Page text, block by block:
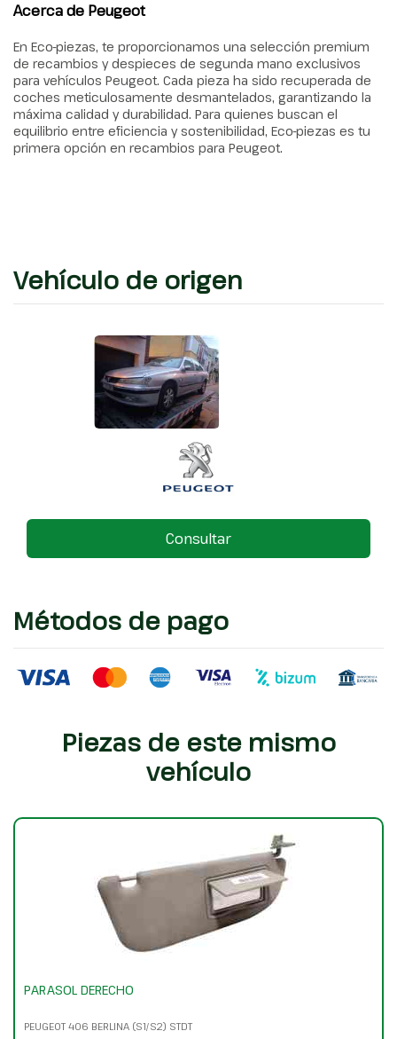
Acerca de Peugeot
En Eco-piezas, te proporcionamos una selección premium
de recambios y despieces de segunda mano exclusivos
para vehículos Peugeot. Cada pieza ha sido recuperada de
coches meticulosamente desmantelados, garantizando la
máxima calidad y durabilidad. Para quienes buscan el
equilibrio entre eficiencia y sostenibilidad, Eco-piezas es tu
primera opción en recambios para Peugeot.
Vehículo de origen
Consultar
Métodos de pago
Piezas de este mismo
vehículo
PARASOL DERECHO
PEUGEOT 406 BERLINA (S1/S2) STDT